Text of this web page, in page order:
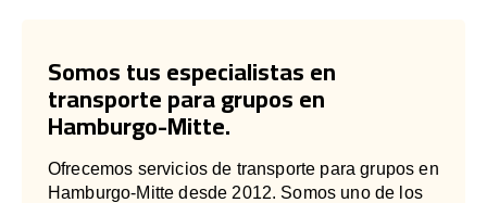
Somos tus especialistas en
transporte para grupos en
Hamburgo-Mitte.
Ofrecemos servicios de transporte para grupos en
Hamburgo-Mitte desde 2012. Somos uno de los